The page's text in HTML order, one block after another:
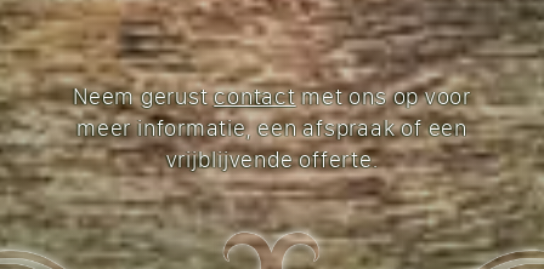
Neem gerustcontactmet ons op voor
meer informatie, een afspraak of een
vrijblijvende offerte.